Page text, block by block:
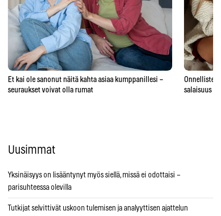
Et kai ole sanonut näitä kahta asiaa kumppanillesi –
seuraukset voivat olla rumat
Onnellisten
salaisuus –
Uusimmat
Yksinäisyys on lisääntynyt myös siellä, missä ei odottaisi –
parisuhteessa olevilla
Tutkijat selvittivät uskoon tulemisen ja analyyttisen ajattelun